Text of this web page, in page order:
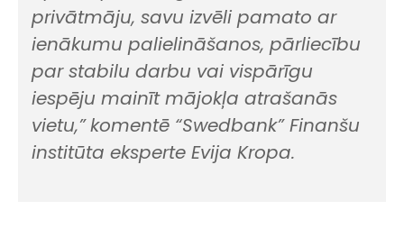
privātmāju, savu izvēli pamato ar
ienākumu palielināšanos, pārliecību
par stabilu darbu vai vispārīgu
iespēju mainīt mājokļa atrašanās
vietu,”komentē “Swedbank” Finanšu
institūta eksperte Evija Kropa.